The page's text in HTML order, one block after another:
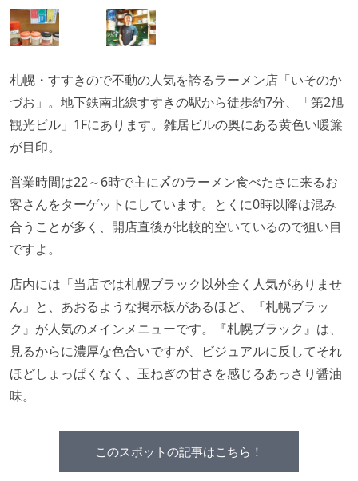
札幌・すすきので不動の人気を誇るラーメン店「いそのか
づお」。地下鉄南北線すすきの駅から徒歩約7分、「第2旭
観光ビル」1Fにあります。雑居ビルの奥にある黄色い暖簾
が目印。
営業時間は22～6時で主に〆のラーメン食べたさに来るお
客さんをターゲットにしています。とくに0時以降は混み
合うことが多く、開店直後が比較的空いているので狙い目
ですよ。
店内には「当店では札幌ブラック以外全く人気がありませ
ん」と、あおるような掲示板があるほど、『札幌ブラッ
ク』が人気のメインメニューです。『札幌ブラック』は、
見るからに濃厚な色合いですが、ビジュアルに反してそれ
ほどしょっぱくなく、玉ねぎの甘さを感じるあっさり醤油
味。
このスポットの記事はこちら！